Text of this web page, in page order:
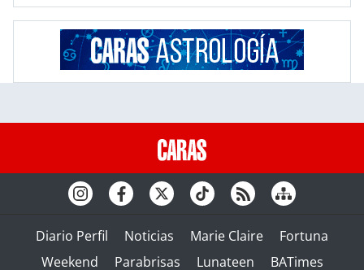
Diario Perfil Noticias Marie Claire
Fortuna
Weekend
Parabrisas Lunateen BATimes